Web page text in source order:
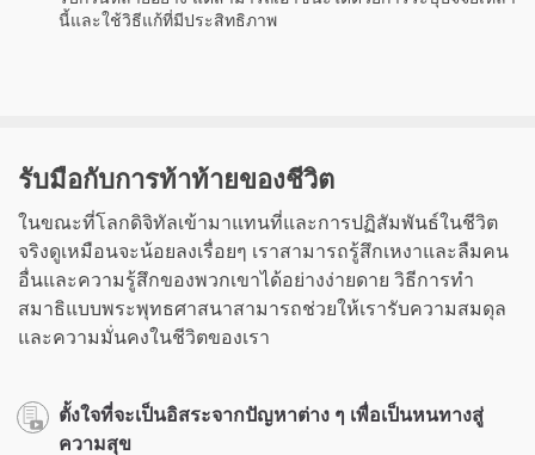
นี้และใช้วิธีแก้ที่มีประสิทธิภาพ
รับมือกับการท้าท้ายของชีวิต
ในขณะที่โลกดิจิทัลเข้ามาแทนที่และการปฏิสัมพันธ์ในชีวิต
จริงดูเหมือนจะน้อยลงเรื่อยๆ เราสามารถรู้สึกเหงาและลืมคน
อื่นและความรู้สึกของพวกเขาได้อย่างง่ายดาย วิธีการทำ
สมาธิแบบพระพุทธศาสนาสามารถช่วยให้เรารับความสมดุล
และความมั่นคงในชีวิตของเรา
ตั้งใจที่จะเป็นอิสระจากปัญหาต่าง ๆ เพื่อเป็นหนทางสู่
ความสุข